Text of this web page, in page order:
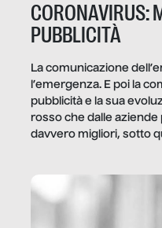
CORONAVIRUS:
PUBBLICITÀ
La comunicazione
l’emergenza. E poi la
pubblicità e la sua
rosso che dalle
davvero migliori, sotto